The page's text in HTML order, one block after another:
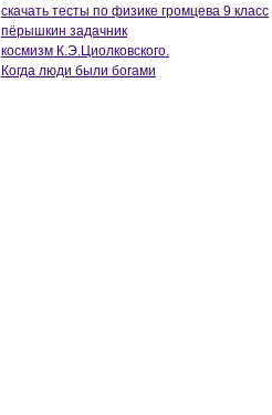
скачать тесты по физике громцева 9 класс
пёрышкин задачник
космизм К.Э.Циолковского.
Когда люди были богами